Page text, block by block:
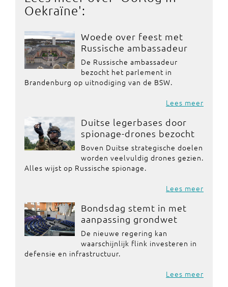
Oekraïne':
Woede over feest met
Russische ambassadeur
De Russische ambassadeur
bezocht het parlement in
Brandenburg op uitnodiging van de BSW.
Lees meer
Duitse legerbases door
spionage-drones bezocht
Boven Duitse strategische doelen
worden veelvuldig drones gezien.
Alles wijst op Russische spionage.
Lees meer
Bondsdag stemt in met
aanpassing grondwet
De nieuwe regering kan
waarschijnlijk flink investeren in
defensie en infrastructuur.
Lees meer